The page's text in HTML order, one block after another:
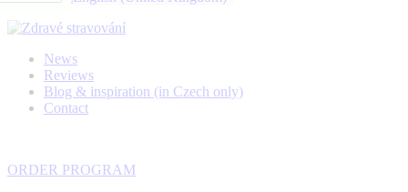
News
Reviews
Blog & inspiration (in Czech only)
Contact
ORDER PROGRAM